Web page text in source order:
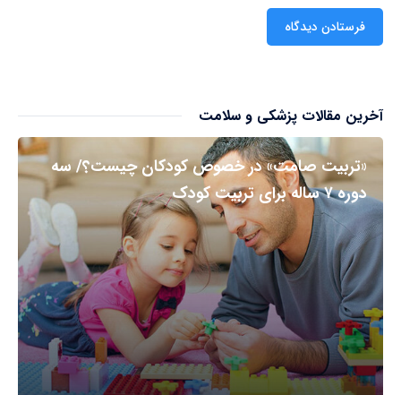
آخرین مقالات پزشکی و سلامت
«تربیت صامت» در خصوص کودکان چیست؟/ سه
دوره ۷ ساله برای تربیت کودک